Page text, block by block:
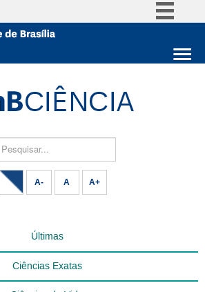
Acesso à informaçãoEstude na UnB
Pesquisar...
A- A A+
Últimas
Ciências Exatas